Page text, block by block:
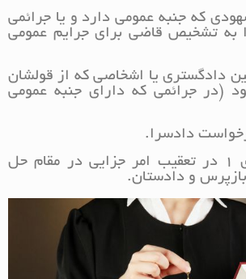
که جنبه عمومی دارد و یا جرائمی
به تشخیص قاضی برای جرایم عمومی
دادگستری یا اشخاصی که از قولشان
(‌در جرائمی که دارای جنبه عمومی
دادسرا.
حکم دادگاه کیفری 1 در تعقیب امر جزایی در مقام حل
بازپرس و دادستان.